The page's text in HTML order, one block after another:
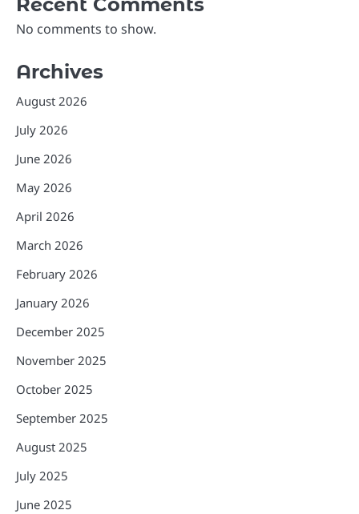
No comments to show.
Archives
August 2026
July 2026
June 2026
May 2026
April 2026
March 2026
February 2026
January 2026
December 2025
November 2025
October 2025
September 2025
August 2025
July 2025
June 2025